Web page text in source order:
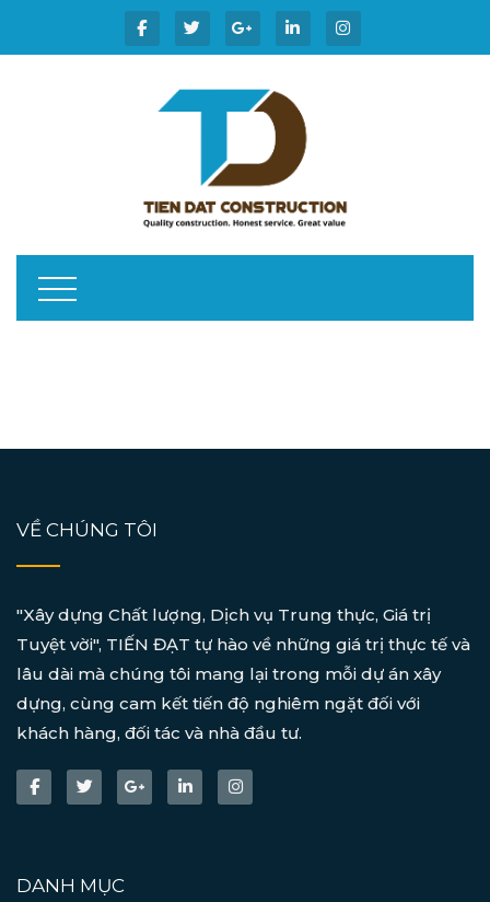
VỀ CHÚNG TÔI
"Xây dựng Chất lượng, Dịch vụ Trung thực, Giá trị
Tuyệt vời", TIẾN ĐẠT tự hào về những giá trị thực tế và
lâu dài mà chúng tôi mang lại trong mỗi dự án xây
dựng, cùng cam kết tiến độ nghiêm ngặt đối với
khách hàng, đối tác và nhà đầu tư.
DANH MỤC